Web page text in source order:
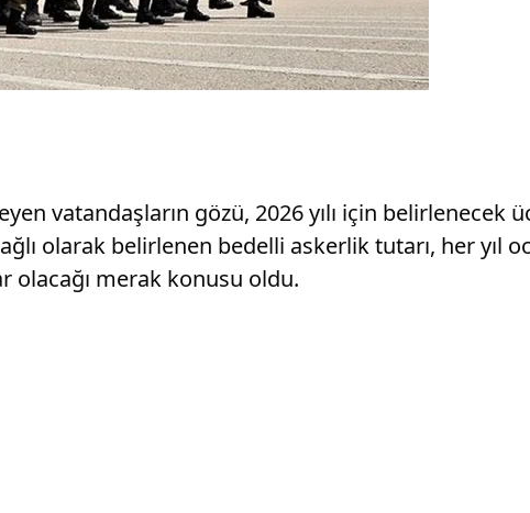
vatandaşların gözü, 2026 yılı için belirlenecek
olarak belirlenen bedelli askerlik tutarı, her yıl
olacağı merak konusu oldu.